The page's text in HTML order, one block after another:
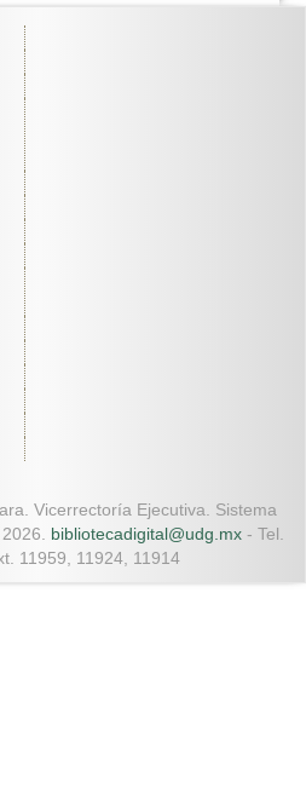
Vicerrectoría Ejecutiva. Sistema
bibliotecadigital@udg.mx - Tel.
11959, 11924, 11914